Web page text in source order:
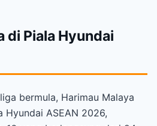
di Piala Hyundai
bermula, Harimau Malaya
Hyundai ASEAN 2026,